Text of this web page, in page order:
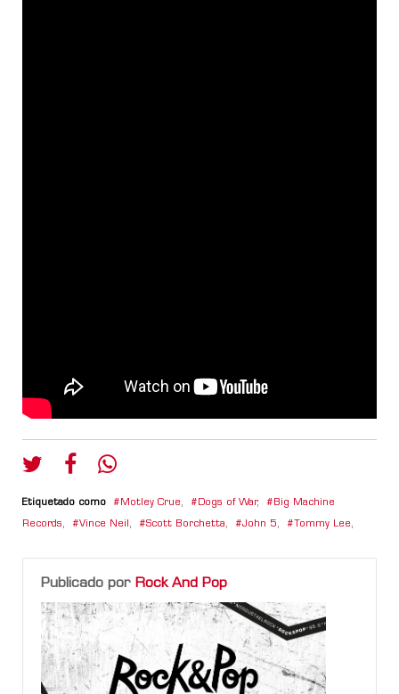
Etiquetado como Motley Crue, Dogs of War, Big Machine
Records, Vince Neil , Scott Borchetta, John 5, Tommy Lee,
Publicado por Rock And Pop